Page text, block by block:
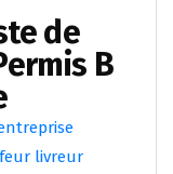
de
B
livreur